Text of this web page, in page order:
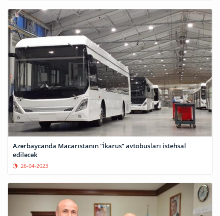
Azərbaycanda Macarıstanın “İkarus” avtobusları istehsal
ediləcək
26-04-2023